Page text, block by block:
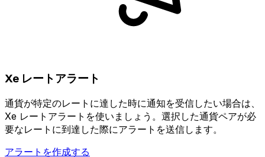
Xe レートアラート
通貨が特定のレートに達した時に通知を受信したい場合は、
Xe レートアラートを使いましょう。選択した通貨ペアが必
要なレートに到達した際にアラートを送信します。
アラートを作成する